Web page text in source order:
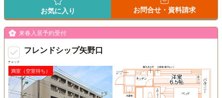
お気に入り お問合せ・資料請求
チェック
来春入居予約受付
フレンドシップ矢野口
満室（空室待ち）